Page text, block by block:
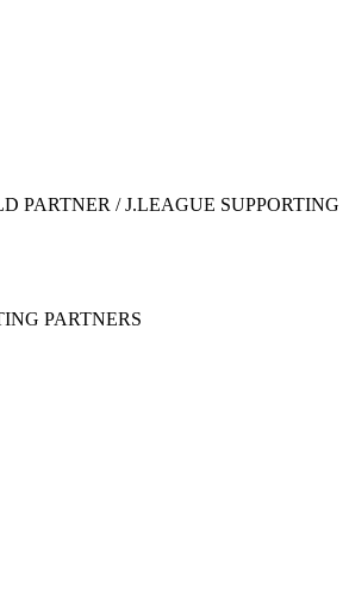
PARTNER / J.LEAGUE SUPPORTING
PARTNERS